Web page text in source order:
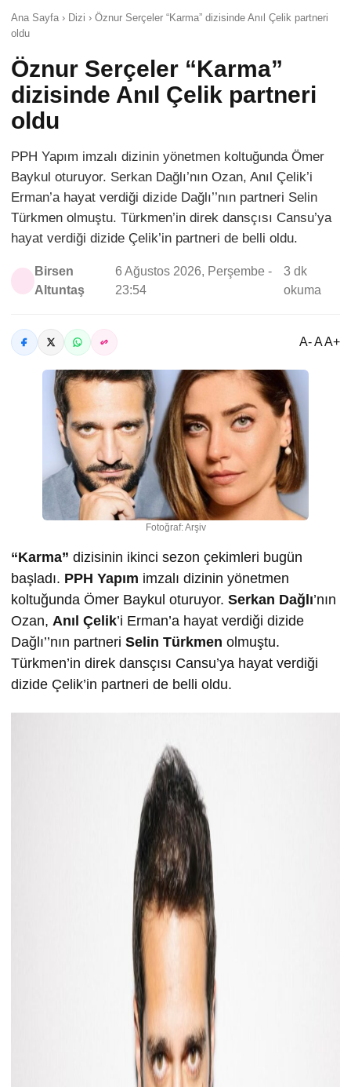
Ana Sayfa › Dizi › Öznur Serçeler “Karma” dizisinde Anıl Çelik partneri
oldu
Öznur Serçeler “Karma”
dizisinde Anıl Çelik partneri
oldu
PPH Yapım imzalı dizinin yönetmen koltuğunda Ömer
Baykul oturuyor. Serkan Dağlı’nın Ozan, Anıl Çelik’i
Erman’a hayat verdiği dizide Dağlı’’nın partneri Selin
Türkmen olmuştu. Türkmen’in direk dansçısı Cansu’ya
hayat verdiği dizide Çelik’in partneri de belli oldu.
Birsen
Altuntaş
6 Ağustos 2026, Perşembe -
23:54
3 dk
okuma
A- A A+
Fotoğraf: Arşiv
“Karma” dizisinin ikinci sezon çekimleri bugün
başladı. PPH Yapım imzalı dizinin yönetmen
koltuğunda Ömer Baykul oturuyor. Serkan Dağlı’nın
Ozan, Anıl Çelik’i Erman’a hayat verdiği dizide
Dağlı’’nın partneri Selin Türkmen olmuştu.
Türkmen’in direk dansçısı Cansu’ya hayat verdiği
dizide Çelik’in partneri de belli oldu.